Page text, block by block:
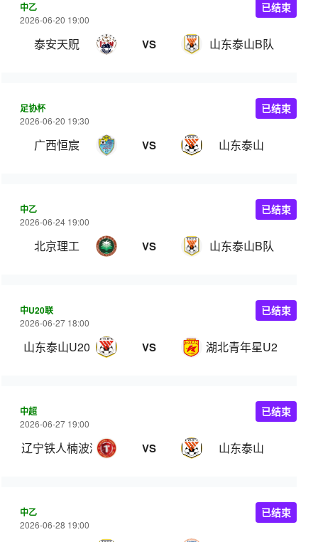
中乙
2026-06-20 19:00
泰安天贶 VS 山东泰山B队
已结束
足协杯
2026-06-20 19:30
广西恒宸 VS 山东泰山
已结束
中乙
2026-06-24 19:00
北京理工 VS 山东泰山B队
已结束
中U20联
2026-06-27 18:00
山东泰山U20 VS 湖北青年星U20
已结束
中超
2026-06-27 19:00
辽宁铁人楠波湾 VS 山东泰山
已结束
中乙
2026-06-28 19:00
已结束